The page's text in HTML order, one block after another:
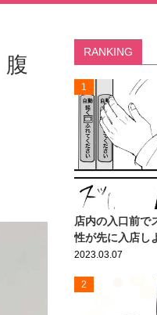
RANKING
1
店内の入口前
性が先に入店し
2023.03.07
2